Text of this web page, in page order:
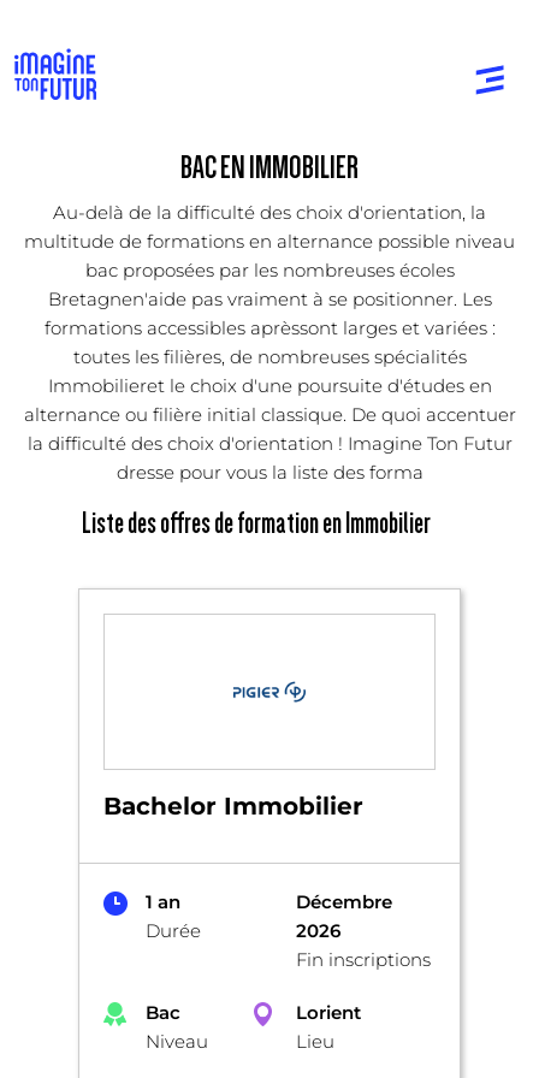
BAC EN IMMOBILIER
Au-delà de la difficulté des choix d'orientation, la
multitude de formations en alternance possible niveau
bac proposées par les nombreuses écoles
Bretagnen'aide pas vraiment à se positionner. Les
formations accessibles aprèssont larges et variées :
toutes les filières, de nombreuses spécialités
Immobilieret le choix d'une poursuite d'études en
alternance ou filière initial classique. De quoi accentuer
la difficulté des choix d'orientation ! Imagine Ton Futur
dresse pour vous la liste des forma
Liste des offres de formation en Immobilier
Bachelor Immobilier
1 an
Durée
Décembre
2026
Fin inscriptions
Bac
Niveau
Lorient
Lieu